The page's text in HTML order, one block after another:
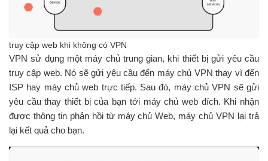
truy cập web khi không có VPN
VPN sử dụng một máy chủ trung gian, khi thiết bị gửi yêu cầu
truy cập web. Nó sẽ gửi yêu cầu đến máy chủ VPN thay vì đến
ISP hay máy chủ web trực tiếp. Sau đó, máy chủ VPN sẽ gửi
yêu cầu thay thiết bị của bạn tới máy chủ web đích. Khi nhận
được thông tin phản hồi từ máy chủ Web, máy chủ VPN lại trả
lại kết quả cho bạn.